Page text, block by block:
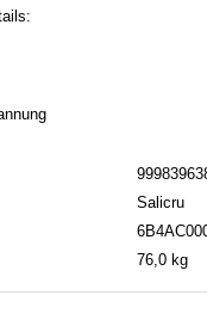
Salicru
76,0 kg